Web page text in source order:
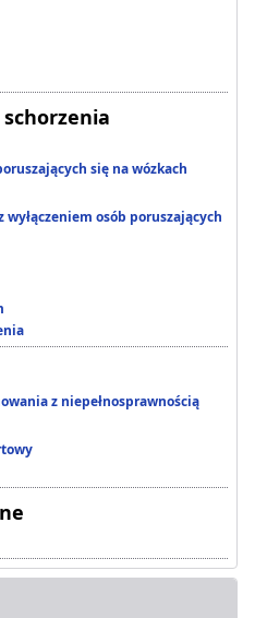
się na wózkach
osób poruszających
z niepełnosprawnością